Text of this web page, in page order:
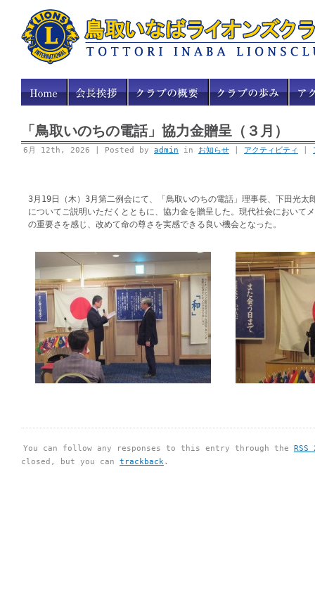
「鳥取いのちの電話」協力金贈呈（３月）
6月 12th, 2026 | Posted by admin in お知らせ アクティビティ
3月19日（木）3月第二例会にて、「鳥取いのちの電話」理事長、下田光太
についてご説明いただくとともに、協力金を贈呈した。現代社会において
の重要さを感じ、改めて命の尊さを実感できる良い機会となった。
You can follow any responses to this entry through the RSS
closed, but you can trackback.